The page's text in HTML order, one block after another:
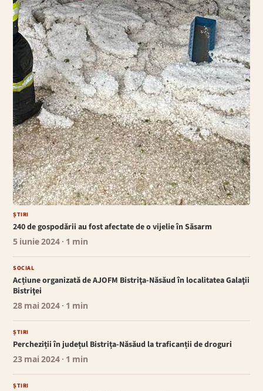
ȘTIRI
240 de gospodării au fost afectate de o vijelie în Săsarm
5 iunie 2024 · 1 min
SOCIAL
Acțiune organizată de AJOFM Bistriţa-Năsăud în localitatea Galaţii
Bistriţei
28 mai 2024 · 1 min
ȘTIRI
Percheziții în județul Bistrița-Năsăud la traficanții de droguri
23 mai 2024 · 1 min
ȘTIRI